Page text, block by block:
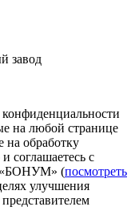
завод
любой странице
на обработку
и соглашаетесь с
«БОНУМ» (посмотреть
улучшения